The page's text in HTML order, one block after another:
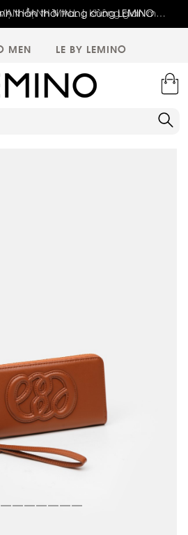
HẠNH MALL | Không gian mới,
ưu đãi tri ân đặc biệt
thần thời trang cùng LEMINO
MEN LE BY LEMINO